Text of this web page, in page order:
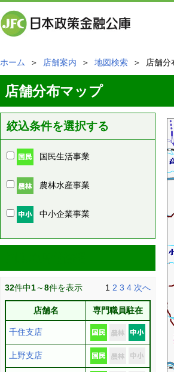
ホーム ＞ 店舗案内 ＞ 地図検索 ＞ 店舗分
店舗分布マップ
絞込条件を選択する
国民生活事業
農林水産事業
中小企業事業
32件中1～8件を表示 1 2 3 4 次へ
店舗名 専門職員駐在
千住支店
上野支店